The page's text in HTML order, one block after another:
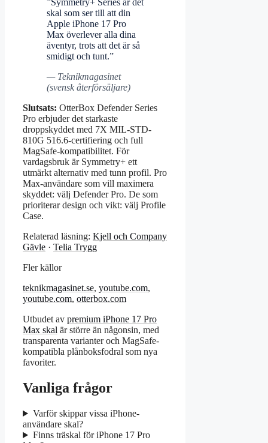
”Symmetry+ Series är det
skal som ser till att din
Apple iPhone 17 Pro
Max överlever alla dina
äventyr, trots att det är så
smidigt och tunt.”
— Teknikmagasinet
(svensk återförsäljare)
Slutsats: OtterBox Defender Series
Pro erbjuder det starkaste
droppskyddet med 7X MIL-STD-
810G 516.6-certifiering och full
MagSafe-kompatibilitet. För
vardagsbruk är Symmetry+ ett
utmärkt alternativ med tunn profil. Pro
Max-användare som vill maximera
skyddet: välj Defender Pro. De som
prioriterar design och vikt: välj Profile
Case.
Relaterad läsning: Kjell och Company
Gävle · Telia Trygg
Fler källor
teknikmagasinet.se, youtube.com,
youtube.com, otterbox.com
Utbudet av premium iPhone 17 Pro
Max skal är större än någonsin, med
transparenta varianter och MagSafe-
kompatibla plånboksfodral som nya
favoriter.
Vanliga frågor
Varför skippar vissa iPhone-
användare skal?
Finns träskal för iPhone 17 Pro